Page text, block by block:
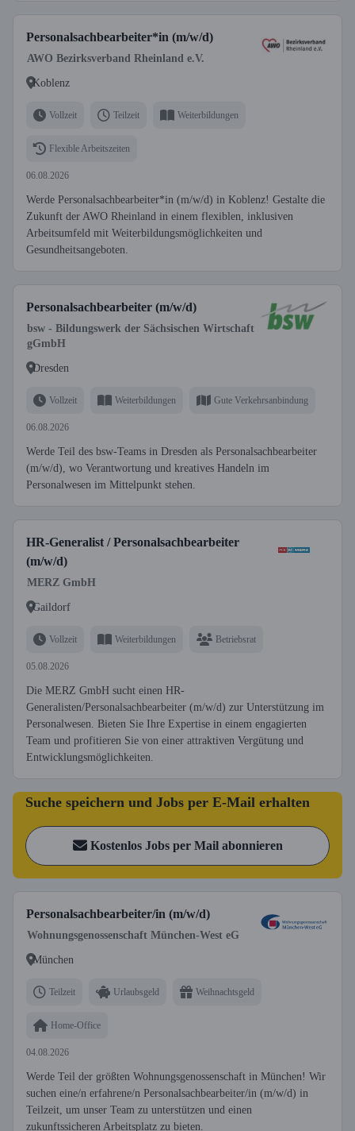
Personalsachbearbeiter*in (m/w/d)
AWO Bezirksverband Rheinland e.V.
Koblenz
Vollzeit Teilzeit Weiterbildungen
Flexible Arbeitszeiten
06.08.2026
Werde Personalsachbearbeiter*in (m/w/d) in Koblenz! Gestalte die
Zukunft der AWO Rheinland in einem flexiblen, inklusiven
Arbeitsumfeld mit Weiterbildungsmöglichkeiten und
Gesundheitsangeboten.
Personalsachbearbeiter (m/w/d)
bsw - Bildungswerk der Sächsischen Wirtschaft
gGmbH
Dresden
Vollzeit Weiterbildungen Gute Verkehrsanbindung
06.08.2026
Werde Teil des bsw-Teams in Dresden als Personalsachbearbeiter
(m/w/d), wo Verantwortung und kreatives Handeln im
Personalwesen im Mittelpunkt stehen.
HR-Generalist / Personalsachbearbeiter
(m/w/d)
MERZ GmbH
Gaildorf
Vollzeit Weiterbildungen Betriebsrat
05.08.2026
Die MERZ GmbH sucht einen HR-
Generalisten/Personalsachbearbeiter (m/w/d) zur Unterstützung im
Personalwesen. Bieten Sie Ihre Expertise in einem engagierten
Team und profitieren Sie von einer attraktiven Vergütung und
Entwicklungsmöglichkeiten.
Suche speichern und Jobs per E-Mail erhalten
Kostenlos Jobs per Mail abonnieren
Personalsachbearbeiter/in (m/w/d)
Wohnungsgenossenschaft München-West eG
München
Teilzeit Urlaubsgeld Weihnachtsgeld
Home-Office
04.08.2026
Werde Teil der größten Wohnungsgenossenschaft in München! Wir
suchen eine/n erfahrene/n Personalsachbearbeiter/in (m/w/d) in
Teilzeit, um unser Team zu unterstützen und einen
zukunftssicheren Arbeitsplatz zu bieten.